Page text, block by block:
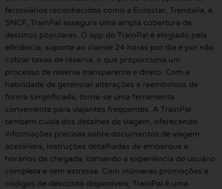
ferroviários reconhecidos como a Eurostar, Trenitalia, e
SNCF, TrainPal assegura uma ampla cobertura de
destinos populares. O app do TrainPal é elogiado pela
eficiência, suporte ao cliente 24 horas por dia e por não
cobrar taxas de reserva, o que proporciona um
processo de reserva transparente e direto. Com a
habilidade de gerenciar alterações e reembolsos de
forma simplificada, torna-se uma ferramenta
conveniente para viajantes frequentes. A TrainPal
também cuida dos detalhes de viagem, oferecendo
informações precisas sobre documentos de viagem
acessíveis, instruções detalhadas de embarque e
horários de chegada, tornando a experiência do usuário
completa e sem estresse. Com inúmeras promoções e
códigos de desconto disponíveis, TrainPal é uma